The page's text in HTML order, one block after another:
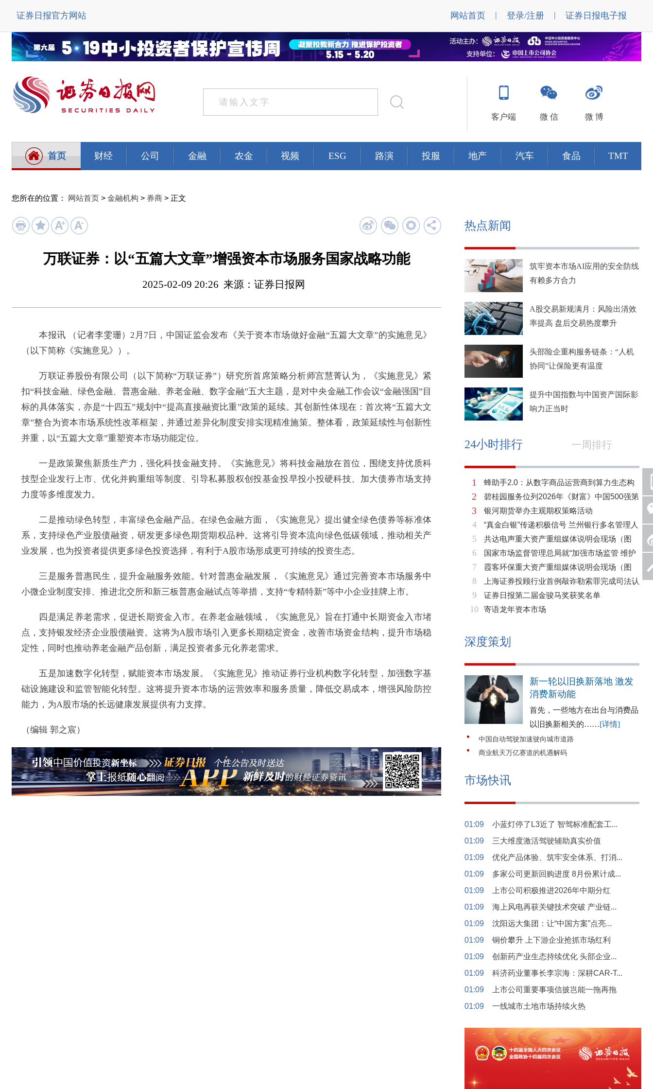
证券日报官方网站 网站首页 | 登录/注册 | 证券日报电子报
客户端 微 信 微 博
首页 财经 公司 金融 农金 视频 ESG 路演 投服 地产 汽车 食品 TMT
您所在的位置： 网站首页 > 金融机构 > 券商 > 正文
万联证券：以“五篇大文章”增强资本市场服务国家战略功能
2025-02-09 20:26 来源：证券日报网
本报讯 （记者李雯珊）2月7日，中国证监会发布《关于资本市场做好金融“五篇大文章”的实施意见》
（以下简称《实施意见》）。
万联证券股份有限公司（以下简称“万联证券”）研究所首席策略分析师宫慧菁认为，《实施意见》紧
扣“科技金融、绿色金融、普惠金融、养老金融、数字金融”五大主题，是对中央金融工作会议“金融强国”目
标的具体落实，亦是“十四五”规划中“提高直接融资比重”政策的延续。其创新性体现在：首次将“五篇大文
章”整合为资本市场系统性改革框架，并通过差异化制度安排实现精准施策。整体看，政策延续性与创新性
并重，以“五篇大文章”重塑资本市场功能定位。
一是政策聚焦新质生产力，强化科技金融支持。《实施意见》将科技金融放在首位，围绕支持优质科
技型企业发行上市、优化并购重组等制度、引导私募股权创投基金投早投小投硬科技、加大债券市场支持
力度等多维度发力。
二是推动绿色转型，丰富绿色金融产品。在绿色金融方面，《实施意见》提出健全绿色债券等标准体
系，支持绿色产业股债融资，研发更多绿色期货期权品种。这将引导资本流向绿色低碳领域，推动相关产
业发展，也为投资者提供更多绿色投资选择，有利于A股市场形成更可持续的投资生态。
三是服务普惠民生，提升金融服务效能。针对普惠金融发展，《实施意见》通过完善资本市场服务中
小微企业制度安排、推进北交所和新三板普惠金融试点等举措，支持“专精特新”等中小企业挂牌上市。
四是满足养老需求，促进长期资金入市。在养老金融领域，《实施意见》旨在打通中长期资金入市堵
点，支持银发经济企业股债融资。这将为A股市场引入更多长期稳定资金，改善市场资金结构，提升市场稳
定性，同时也推动养老金融产品创新，满足投资者多元化养老需求。
五是加速数字化转型，赋能资本市场发展。《实施意见》推动证券行业机构数字化转型，加强数字基
础设施建设和监管智能化转型。这将提升资本市场的运营效率和服务质量，降低交易成本，增强风险防控
能力，为A股市场的长远健康发展提供有力支撑。
（编辑 郭之宸）
热点新闻
筑牢资本市场AI应用的安全防线
有赖多方合力
A股交易新规满月：风险出清效
率提高 盘后交易热度攀升
头部险企重构服务链条：“人机
协同”让保险更有温度
提升中国指数与中国资产国际影
响力正当时
24小时排行 一周排行
1
2
3
4
5
6
7
8
9
10
蜂助手2.0：从数字商品运营商到算力生态构
建者的跃迁
碧桂园服务位列2026年《财富》中国500强第
321位 排名稳步上升彰显发展韧性
银河期货举办主观期权策略活动
“真金白银”传递积极信号 兰州银行多名管理人
员拟增持公司股份不低于600万元
共达电声重大资产重组媒体说明会现场（图
片）
国家市场监督管理总局就“加强市场监管 维护
市场秩序”答记者问
霞客环保重大资产重组媒体说明会现场（图
片）
上海证券投顾行业首例敲诈勒索罪完成司法认
定 司法机关重拳打击“职业索赔人”
证券日报第二届金骏马奖获奖名单
寄语龙年资本市场
深度策划
新一轮以旧换新落地 激发
消费新动能
首先，一些地方在出台与消费品
以旧换新相关的……[详情]
中国自动驾驶加速驶向城市道路
商业航天万亿赛道的机遇解码
市场快讯
01:09
小蓝灯停了L3近了 智驾标准配套工...
01:09
三大维度激活驾驶辅助真实价值
01:09
优化产品体验、筑牢安全体系、打消...
01:09
多家公司更新回购进度 8月份累计成...
01:09
上市公司积极推进2026年中期分红
01:09
海上风电再获关键技术突破 产业链...
01:09
沈阳远大集团：让“中国方案”点亮...
01:09
铜价攀升 上下游企业抢抓市场红利
01:09
创新药产业生态持续优化 头部企业...
01:09
科济药业董事长李宗海：深耕CAR-T...
01:09
上市公司重要事项信披岂能一拖再拖
01:09
一线城市土地市场持续火热